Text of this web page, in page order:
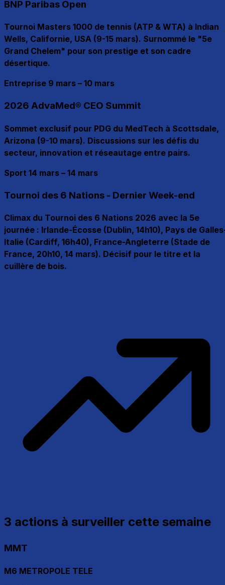
BNP Paribas Open
Tournoi Masters 1000 de tennis (ATP & WTA) à Indian
Wells, Californie, USA (9-15 mars). Surnommé le "5e
Grand Chelem" pour son prestige et son cadre
désertique.
Entreprise 9 mars – 10 mars
2026 AdvaMed® CEO Summit
Sommet exclusif pour PDG du MedTech à Scottsdale,
Arizona (9-10 mars). Discussions sur les défis du
secteur, innovation et réseautage entre pairs.
Sport 14 mars – 14 mars
Tournoi des 6 Nations - Dernier Week-end
Climax du Tournoi des 6 Nations 2026 avec la 5e
journée : Irlande-Écosse (Dublin, 14h10), Pays de
Italie (Cardiff, 16h40), France-Angleterre (Stade de
France, 20h10, 14 mars). Décisif pour le titre et la
cuillère de bois.
3 actions à surveiller cette semaine
MMT
M6 METROPOLE TELE